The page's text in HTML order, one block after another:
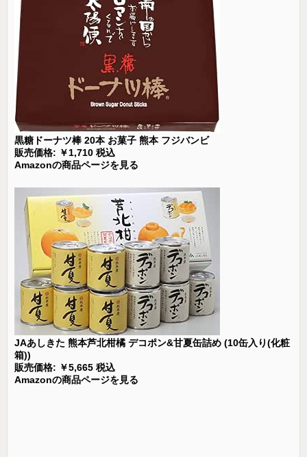
黒糖ドーナツ棒 20本 お菓子 熊本 フジバンビ
販売価格: ￥1,710 税込
Amazonの商品ページを見る
JAあしきた 熊本芦北柑橘 デコポン&甘夏缶詰め (10缶入り(化粧
箱))
販売価格: ￥5,665 税込
Amazonの商品ページを見る